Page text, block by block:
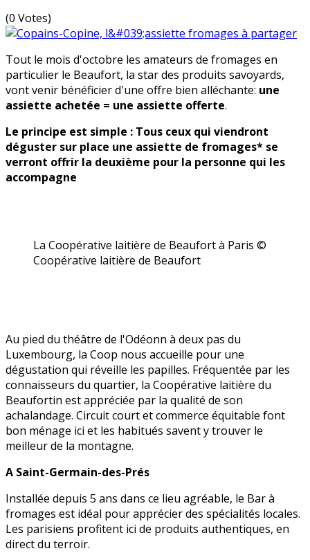
(0 Votes)
Tout le mois d'octobre les amateurs de fromages en
particulier le Beaufort, la star des produits savoyards,
vont venir bénéficier d'une offre bien alléchante: une
assiette achetée = une assiette offerte.
Le principe est simple : Tous ceux qui viendront
déguster sur place une assiette de fromages* se
verront offrir la deuxième pour la personne qui les
accompagne
La Coopérative laitière de Beaufort à Paris ©
Coopérative laitière de Beaufort
Au pied du théâtre de l'Odéonn à deux pas du
Luxembourg, la Coop nous accueille pour une
dégustation qui réveille les papilles. Fréquentée par les
connaisseurs du quartier, la Coopérative laitière du
Beaufortin est appréciée par la qualité de son
achalandage. Circuit court et commerce équitable font
bon ménage ici et les habitués savent y trouver le
meilleur de la montagne.
A Saint-Germain-des-Prés
Installée depuis 5 ans dans ce lieu agréable, le Bar à
fromages est idéal pour apprécier des spécialités locales.
Les parisiens profitent ici de produits authentiques, en
direct du terroir.